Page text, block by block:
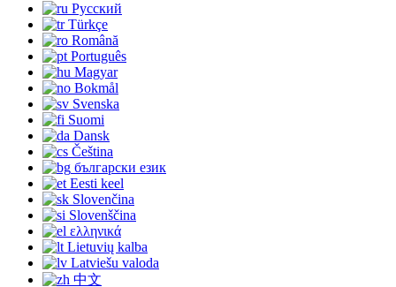
Русский
Türkçe
Română
Português
Magyar
Bokmål
Svenska
Suomi
Dansk
Čeština
български език
Eesti keel
Slovenčina
Slovenščina
ελληνικά
Lietuvių kalba
Latviešu valoda
中文